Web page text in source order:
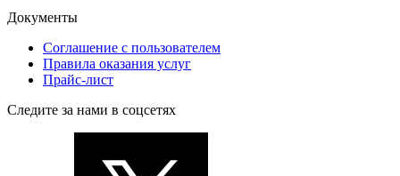
Документы
Соглашение с пользователем
Правила оказания услуг
Прайс-лист
Следите за нами в соцсетях